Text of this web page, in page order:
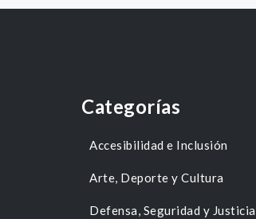
Categorías
Accesibilidad e Inclusión
Arte, Deporte y Cultura
Defensa, Seguridad y Justicia